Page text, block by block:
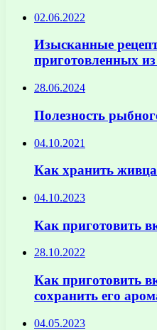
02.06.2022
Изысканные
приготовленных
28.06.2024
Полезность
04.10.2021
Как хранить живца
04.10.2023
Как приготовить
28.10.2022
Как приготовить
сохранить его
04.05.2023